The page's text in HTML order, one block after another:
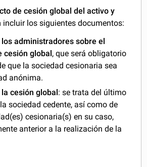
de cesión global del activo y
incluir los siguientes documentos:
administradores sobre el
cesión global , que será obligatorio
que la sociedad cesionaria sea
anónima.
cesión global : se trata del último
sociedad cedente, así como de
cesionaria(s) en su caso,
anterior a la realización de la